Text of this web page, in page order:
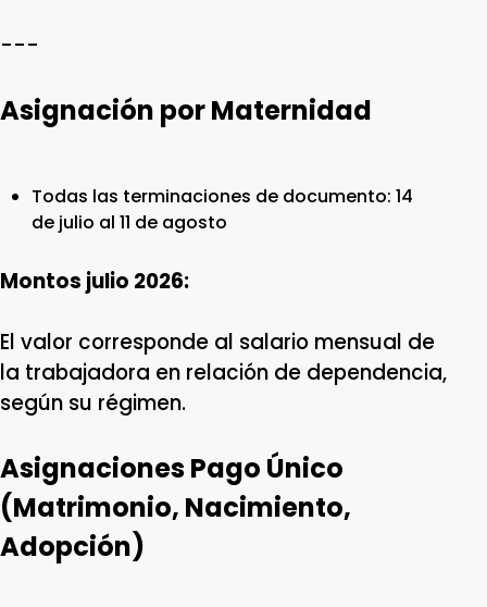
---
Asignación por Maternidad
Todas las terminaciones de documento: 14
de julio al 11 de agosto
Montos julio 2026:
El valor corresponde al salario mensual de
la trabajadora en relación de dependencia,
según su régimen.
Asignaciones Pago Único
(Matrimonio, Nacimiento,
Adopción)